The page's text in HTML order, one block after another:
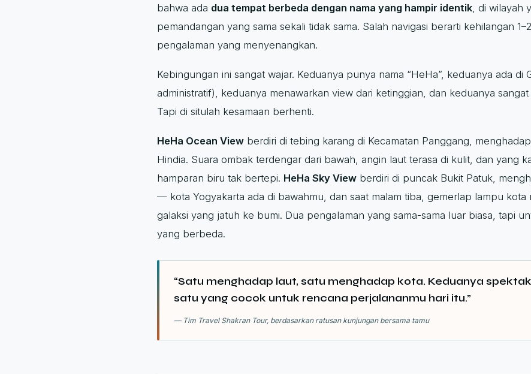
bahwa ada dua tempat berbeda dengan nama yang hampir identik, di wilayah
pemandangan yang sama sekali tidak sama. Salah navigasi berarti kehilangan
pengalaman yang menyenangkan.
Kebingungan ini sangat wajar. Keduanya punya nama “HeHa”, keduanya ada di
administratif), keduanya menawarkan view dari ketinggian, dan keduanya
Tapi di situlah kesamaan berhenti.
HeHa Ocean View berdiri di tebing karang di Kecamatan Panggang,
Hindia. Suara ombak terdengar dari bawah, angin laut terasa di kulit, dan yang
hamparan biru tak bertepi. HeHa Sky View berdiri di puncak Bukit Patuk,
— kota Yogyakarta ada di bawahmu, dan saat malam tiba, gemerlap lampu kota
galaksi yang jatuh ke bumi. Dua pengalaman yang sama-sama luar biasa, tapi
yang berbeda.
“Satu menghadap laut, satu menghadap kota. Keduanya
satu yang cocok untuk rencana perjalananmu hari itu.”
— Tim Travel Shakran Tour, berdasarkan ratusan kunjungan bersama tamu